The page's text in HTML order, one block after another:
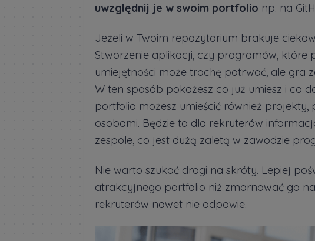
uwzględnij je w swoim portfolio np. na
Jeżeli w Twoim repozytorium brakuje
Stworzenie aplikacji, czy programów, które
umiejętności może trochę potrwać, ale gra
W ten sposób pokażesz co już umiesz i co
portfolio możesz umieścić również
osobami. Będzie to dla rekruterów
zespole, co jest dużą zaletą w zawodzie
Nie warto szukać drogi na skróty. Lepiej
atrakcyjnego portfolio niż zmarnować go na
rekruterów nawet nie odpowie.